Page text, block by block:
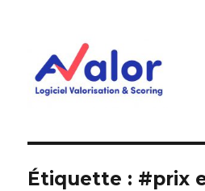
et fonds de
Étiquette : #prix